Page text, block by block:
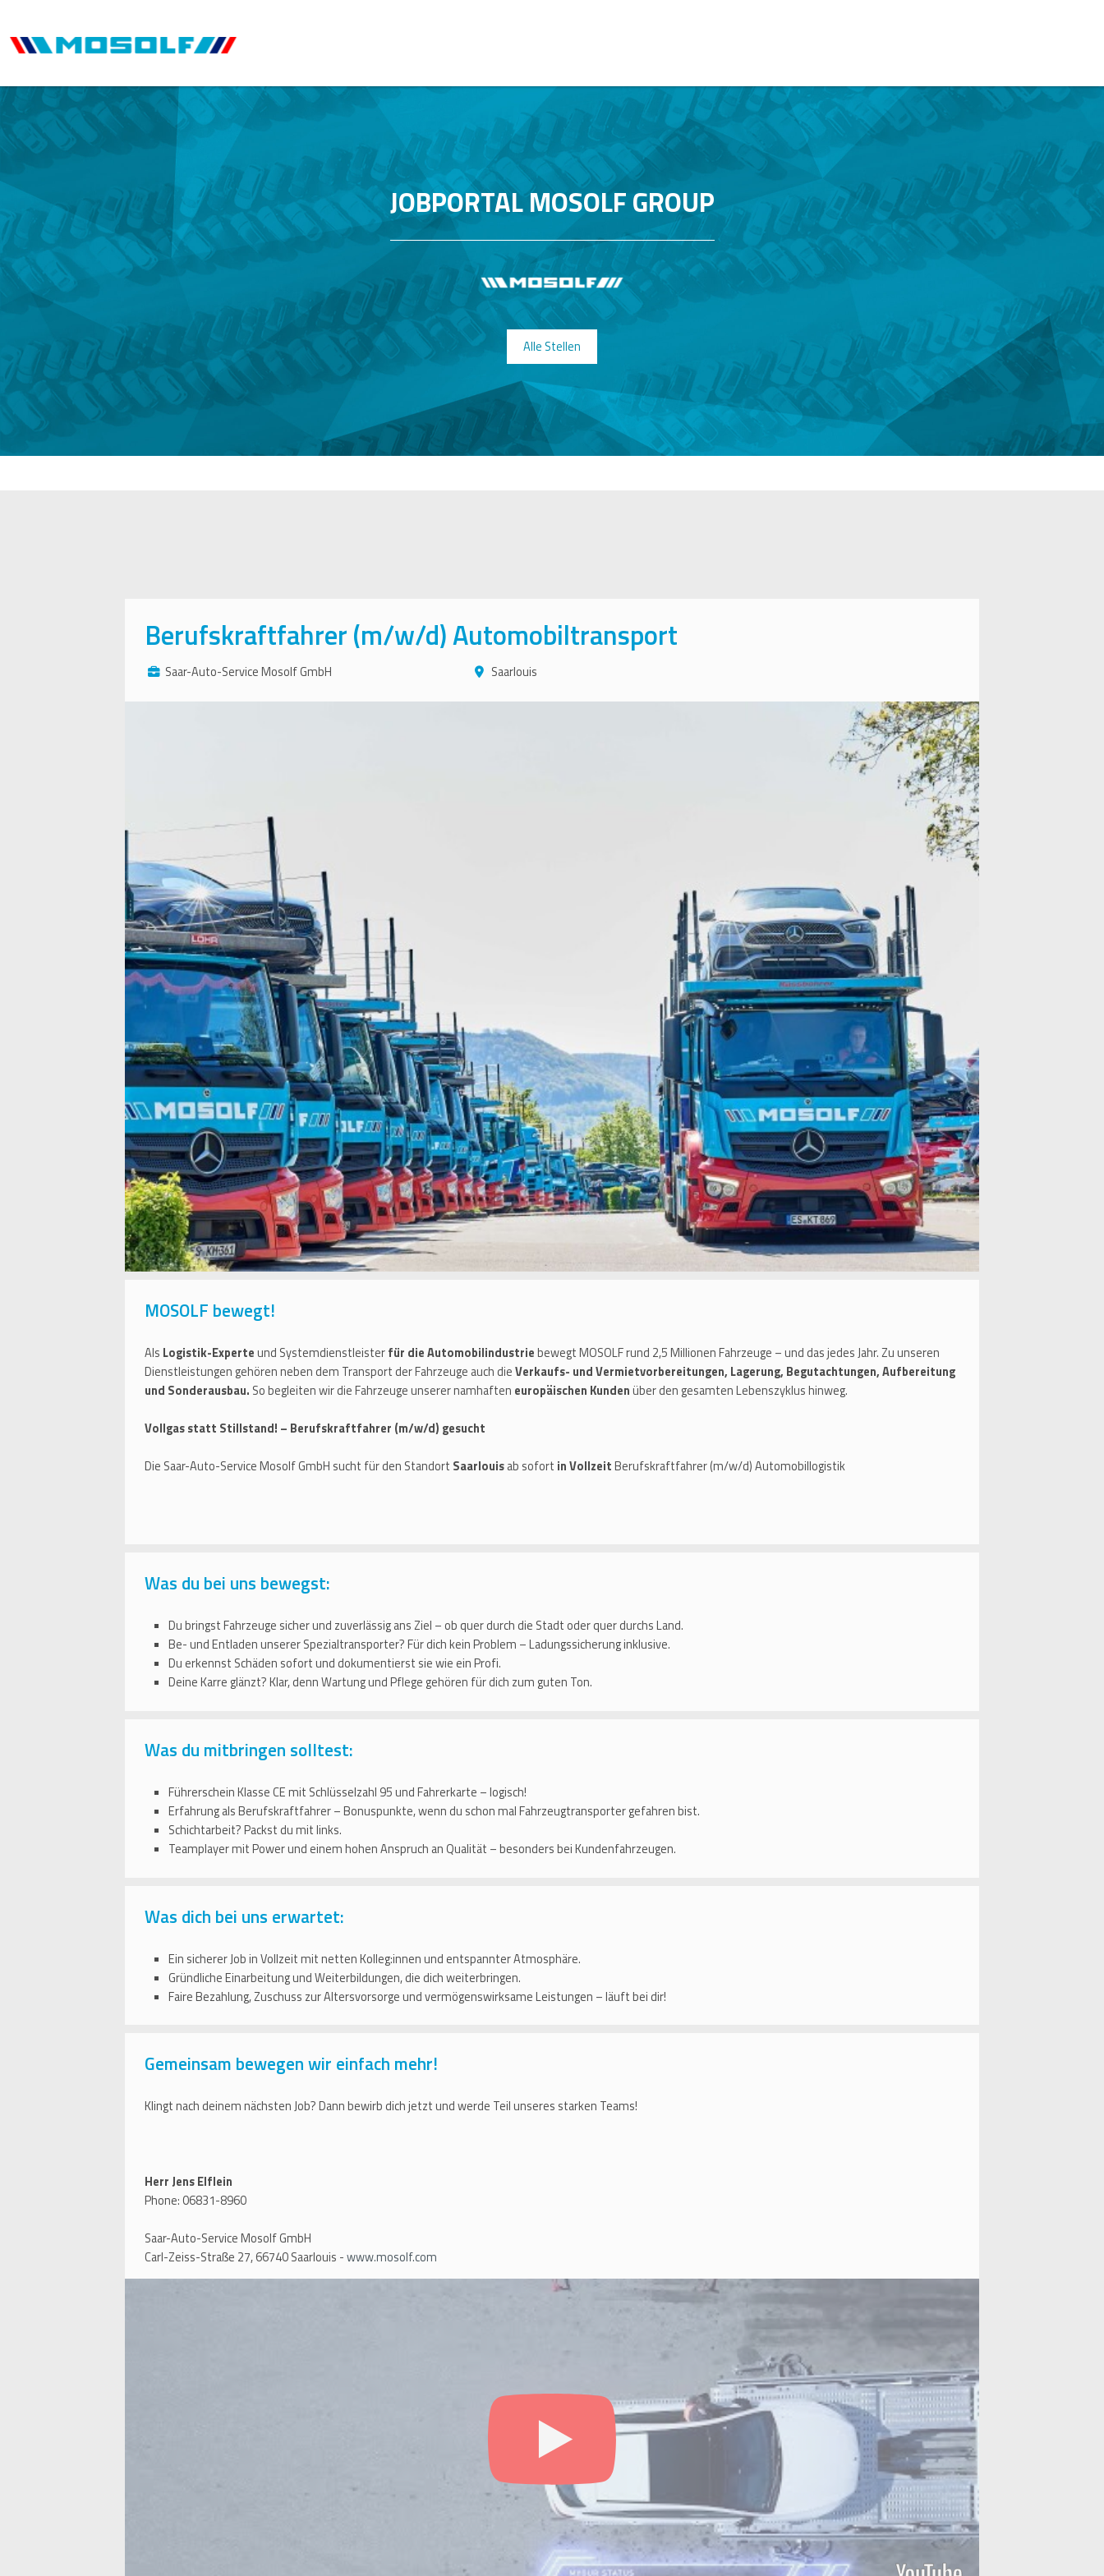
JOBPORTAL MOSOLF GROUP
Alle Stellen
Berufskraftfahrer (m/w/d) Automobiltransport
Saar-Auto-Service Mosolf GmbH Saarlouis
MOSOLF bewegt!
Als Logistik-Experteund Systemdienstleisterfür die Automobilindustriebewegt MOSOLF rund 2,5 Millionen Fahrzeuge – und das jedes Jahr. Zu unseren
Dienstleistungen gehören neben dem Transport der Fahrzeuge auch dieVerkaufs- und Vermietvorbereitungen, Lagerung, Begutachtungen, Aufbereitung
und Sonderausbau. So begleiten wir die Fahrzeuge unserer namhaften europäischen Kundenüber den gesamten Lebenszyklus hinweg.
Vollgas statt Stillstand! – Berufskraftfahrer (m/w/d) gesucht
Die Saar-Auto-Service Mosolf GmbH sucht für den Standort Saarlouisab sofort in VollzeitBerufskraftfahrer (m/w/d) Automobillogistik
Was du bei uns bewegst:
Du bringst Fahrzeuge sicher und zuverlässig ans Ziel – ob quer durch die Stadt oder quer durchs Land.
Be- und Entladen unserer Spezialtransporter? Für dich kein Problem – Ladungssicherung inklusive.
Du erkennst Schäden sofort und dokumentierst sie wie ein Profi.
Deine Karre glänzt? Klar, denn Wartung und Pflege gehören für dich zum guten Ton.
Was du mitbringen solltest:
Führerschein Klasse CE mit Schlüsselzahl 95 und Fahrerkarte – logisch!
Erfahrung als Berufskraftfahrer – Bonuspunkte, wenn du schon mal Fahrzeugtransporter gefahren bist.
Schichtarbeit? Packst du mit links.
Teamplayer mit Power und einem hohen Anspruch an Qualität – besonders bei Kundenfahrzeugen.
Was dich bei uns erwartet:
Ein sicherer Job in Vollzeit mit netten Kolleg:innen und entspannter Atmosphäre.
Gründliche Einarbeitung und Weiterbildungen, die dich weiterbringen.
Faire Bezahlung, Zuschuss zur Altersvorsorge und vermögenswirksame Leistungen – läuft bei dir!
Gemeinsam bewegen wir einfach mehr!
Klingt nach deinem nächsten Job? Dann bewirb dich jetzt und werde Teil unseres starken Teams!
Herr Jens Elflein
Phone: 06831-8960
Saar-Auto-Service Mosolf GmbH
Carl-Zeiss-Straße 27, 66740 Saarlouis -www.mosolf.com